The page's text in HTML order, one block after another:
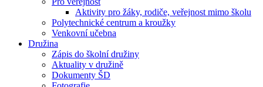
Aktivity pro žáky, rodiče, veřejnost mimo školu
Polytechnické centrum a kroužky
Venkovní učebna
Družina
Zápis do školní družiny
Aktuality v družině
Dokumenty ŠD